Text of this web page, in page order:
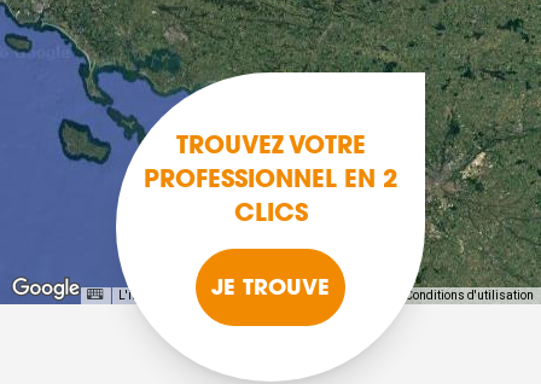
L'image peut être protégée par des droits d'auteur Conditions d'utilisation
TROUVEZ VOTRE
PROFESSIONNEL EN 2
CLICS
JE TROUVE